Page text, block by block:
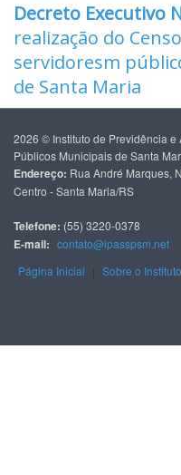
Decreto Executivo
realização do
servidoresm
de Santa Maria
2026 © Instituto de Previdência
Públicos Municipais de Santa
Endereço: Rua André Marques,
Centro - Santa Maria/RS
Telefone: (55) 3220-0378
E-mail: contato@ipasspsm.net
Página Inicial | Sobre o Instituto